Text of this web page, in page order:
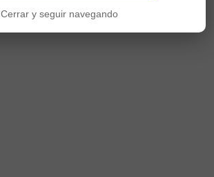
Cerrar y seguir navegando